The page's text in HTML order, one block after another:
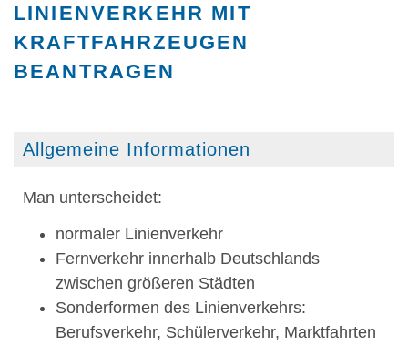
LINIENVERKEHR MIT
KRAFTFAHRZEUGEN
BEANTRAGEN
Allgemeine Informationen
Man unterscheidet:
normaler Linienverkehr
Fernverkehr innerhalb Deutschlands
zwischen größeren Städten
Sonderformen des Linienverkehrs:
Berufsverkehr, Schülerverkehr, Marktfahrten